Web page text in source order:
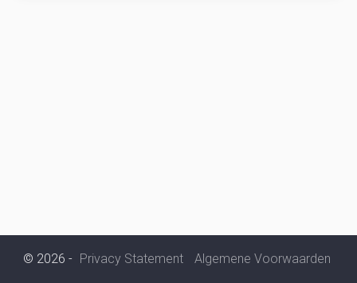
© 2026 - Privacy Statement Algemene Voorwaarden